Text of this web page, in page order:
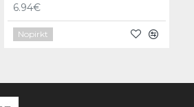
6.94€
Nopirkt